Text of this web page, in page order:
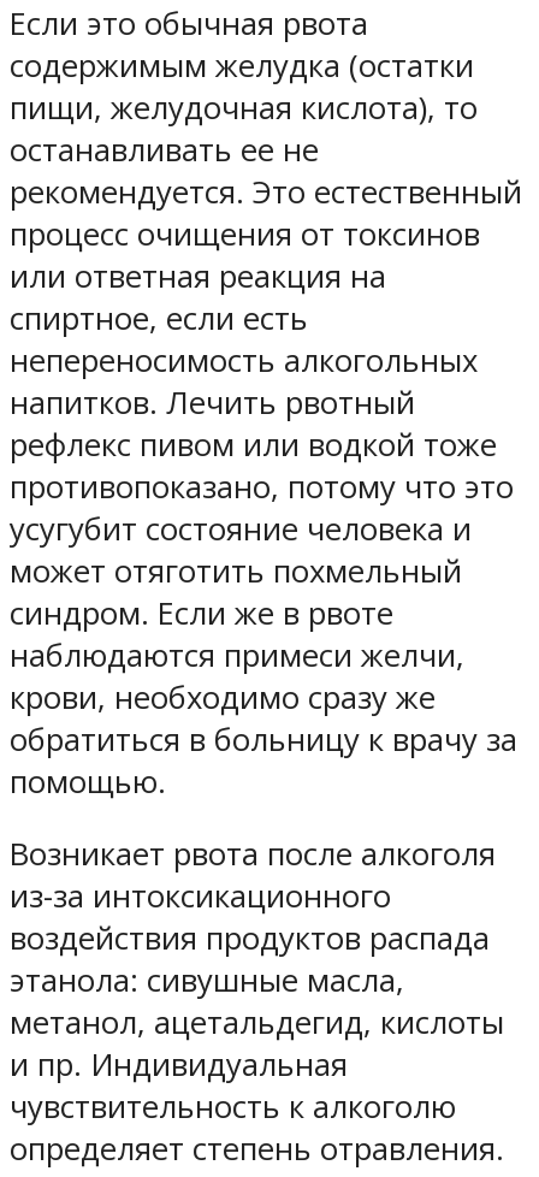
Если это обычная рвота
содержимым желудка (остатки
пищи, желудочная кислота), то
останавливать ее не
рекомендуется. Это естественный
процесс очищения от токсинов
или ответная реакция на
спиртное, если есть
непереносимость алкогольных
напитков. Лечить рвотный
рефлекс пивом или водкой тоже
противопоказано, потому что это
усугубит состояние человека и
может отяготить похмельный
синдром. Если же в рвоте
наблюдаются примеси желчи,
крови, необходимо сразу же
обратиться в больницу к врачу за
помощью.
Возникает рвота после алкоголя
из-за интоксикационного
воздействия продуктов распада
этанола: сивушные масла,
метанол, ацетальдегид, кислоты
и пр. Индивидуальная
чувствительность к алкоголю
определяет степень отравления.